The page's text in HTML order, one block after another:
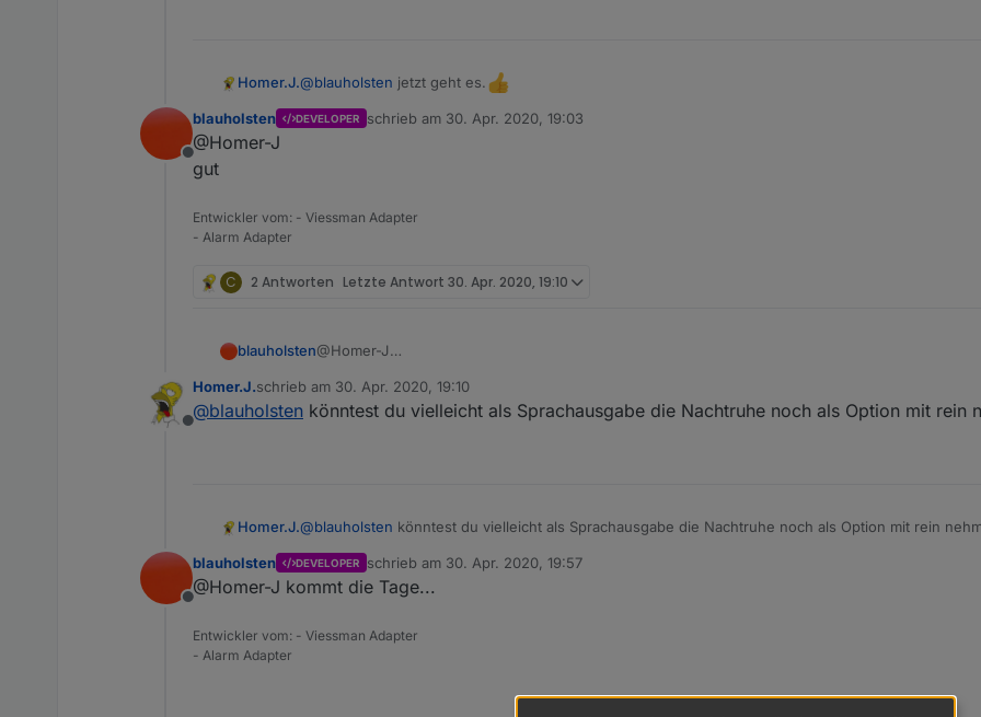
Homer.J.@blauholsten jetzt geht es.
Offline
blauholsten DEVELOPER schrieb am 30. Apr. 2020, 19:03
zuletzt editiert von
@Homer-J
gut
Entwickler vom: - Viessman Adapter
- Alarm Adapter
C 2 Antworten Letzte Antwort 30. Apr. 2020, 19:10
blauholsten@Homer-J
Offline
Homer.J.schrieb am 30. Apr. 2020, 19:10
zuletzt editiert von
@blauholsten könntest du vielleicht als Sprachausgabe die Nachtruhe noch als Option mit rein
Homer.J.@blauholsten könntest du vielleicht als Sprachausgabe die Nachtruhe noch als Option mit rein
Offline
blauholsten DEVELOPER schrieb am 30. Apr. 2020, 19:57
zuletzt editiert von
@Homer-J kommt die Tage...
Entwickler vom: - Viessman Adapter
- Alarm Adapter